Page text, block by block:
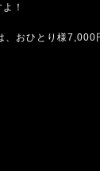
！
おひとり様